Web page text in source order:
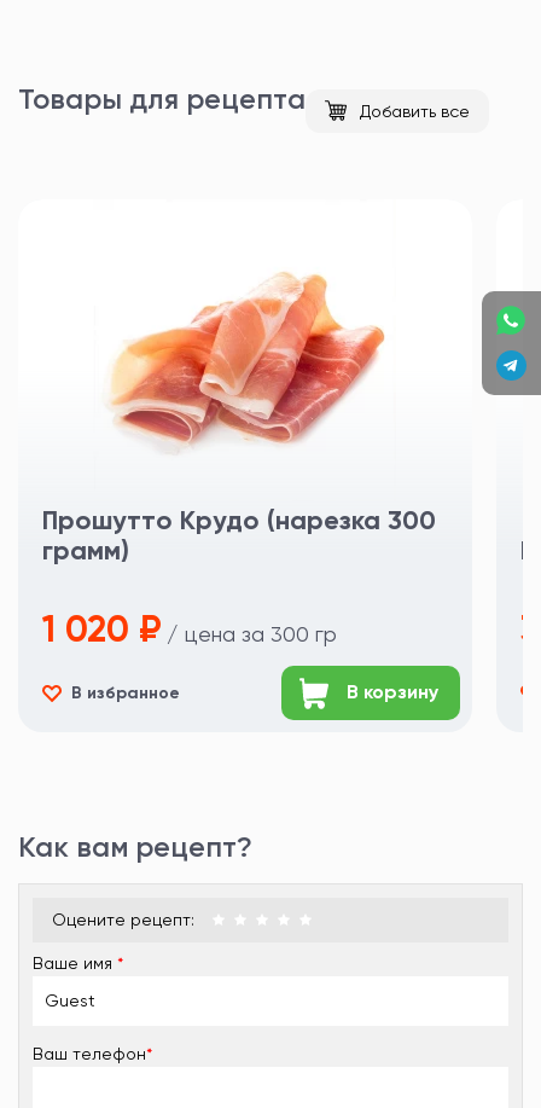
Товары для рецепта Добавить все
Прошутто Крудо (нарезка 300
грамм)
1 020 ₽ / цена за 300 гр
В корзину
В избранное
Как вам рецепт?
Оцените рецепт:
Ваше имя*
Ваш телефон*